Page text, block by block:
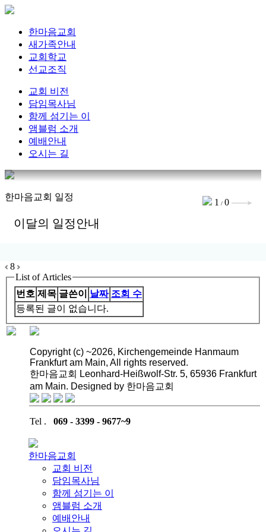
한마음교회
새가족안내
교회학교
선교조직
교회 비전
담임목사님
함께 섬기는 이
앰블럼 소개
예배안내
오시는 길
한마음교회 일정
이달의 일정안내
1 / 0
8
List of Articles
번호 제목 글쓴이 날짜 조회 수
등록된 글이 없습니다.
Copyright (c) ~2026, Kirchengemeinde Hanmaum
Frankfurt am Main, All rights reserved.
한마음교회 Leonhard-Heißwolf-Str. 5, 65936 Frankfurt
am Main. Designed by 한마음교회
Tel . 069 - 3399 - 9677~9
한마음교회
교회 비전
담임목사님
함께 섬기는 이
앰블럼 소개
예배안내